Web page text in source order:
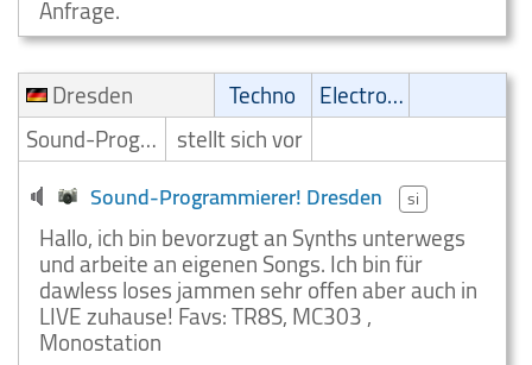
Anfrage.
Dresden
Techno
Electronic
Sound-Programmierer stellt sich vor
Sound-Programmierer! Dresden si
Hallo, ich bin bevorzugt an Synths unterwegs
und arbeite an eigenen Songs. Ich bin für
dawless loses jammen sehr offen aber auch in
LIVE zuhause! Favs: TR8S, MC303 ,
Monostation